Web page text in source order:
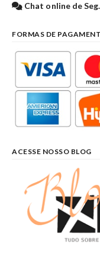
Chat online de
FORMAS DE
ACESSE NOSSO BLOG